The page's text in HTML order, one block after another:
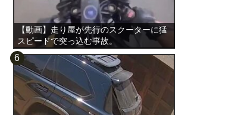
【動画】走り屋が先行のスクーターに猛
スピードで突っ込む事故。